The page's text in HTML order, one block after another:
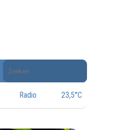
Doorzoek
de
website
Radio 23,5°C